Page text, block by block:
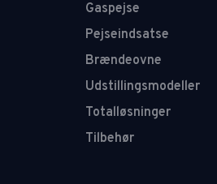
Gaspejse
Pejseindsatse
Brændeovne
Udstillingsmodeller
Totalløsninger
Tilbehør